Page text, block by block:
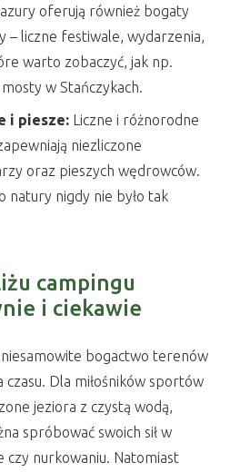
oferują również bogaty
– liczne festiwale, wydarzenia,
warto zobaczyć, jak np.
w Stańczykach.
i piesze: Liczne i różnorodne
niezliczone
oraz pieszych wędrowców.
natury nigdy nie było tak
campingu
i ciekawie
bogactwo terenów
Dla miłośników sportów
jeziora z czystą wodą,
spróbować swoich sił w
czy nurkowaniu. Natomiast